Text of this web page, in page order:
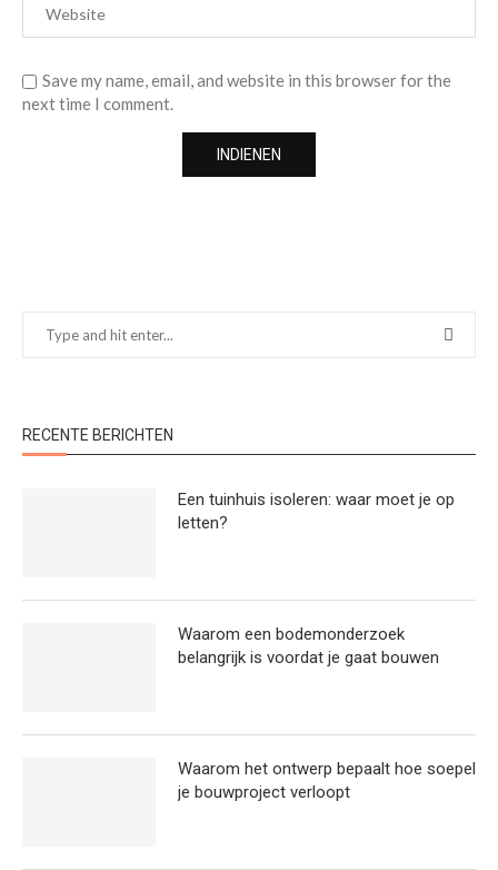
Save my name, email, and website in this browser for the
next time I comment.
RECENTE BERICHTEN
Een tuinhuis isoleren: waar moet je op
letten?
Waarom een bodemonderzoek
belangrijk is voordat je gaat bouwen
Waarom het ontwerp bepaalt hoe soepel
je bouwproject verloopt